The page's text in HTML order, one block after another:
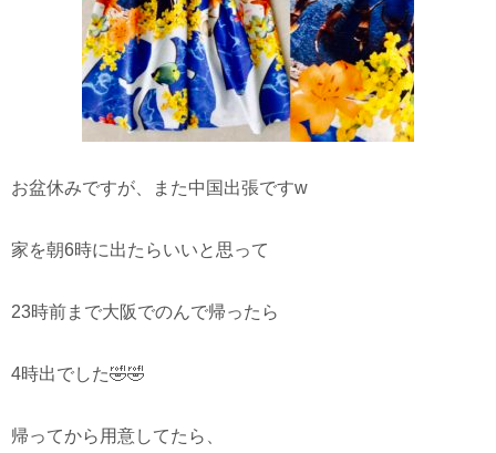
お盆休みですが、また中国出張ですw
家を朝6時に出たらいいと思って
23時前まで大阪でのんで帰ったら
4時出でした🤣🤣
帰ってから用意してたら、